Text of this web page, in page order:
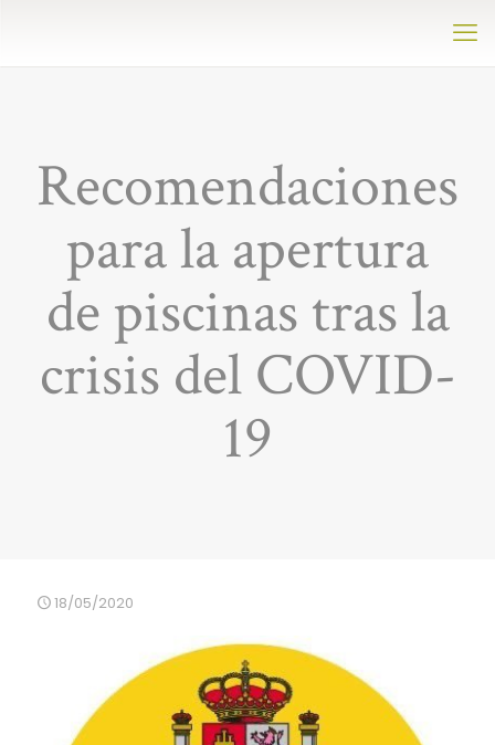
Recomendaciones
para la apertura
de piscinas tras la
crisis del COVID-
19
18/05/2020